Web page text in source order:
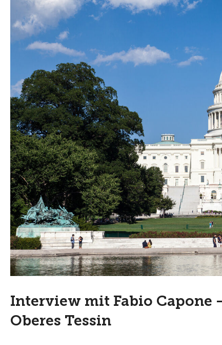
Interview mit Fabio Capone
Oberes Tessin